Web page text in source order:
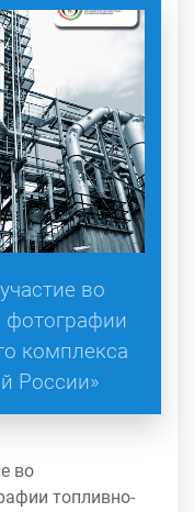
во
фотографии
комплекса
России»
во
топливно-